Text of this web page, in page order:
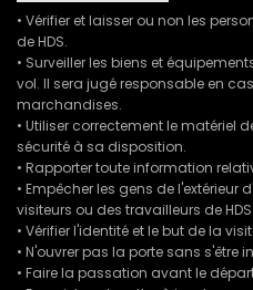
• Vérifier et laisser ou non les
de HDS.
• Surveiller les biens et
vol. Il sera jugé responsable en
marchandises.
• Utiliser correctement le matériel
sécurité à sa disposition.
• Rapporter toute information
• Empêcher les gens de
visiteurs ou des travailleurs de HDS
• Vérifier l'identité et le but de la
• N'ouvrer pas la porte sans s'être
• Faire la passation avant le